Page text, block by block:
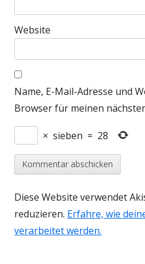
Website
Name, E-Mail-Adresse und
Browser für meinen
× sieben = 28
Diese Website verwendet
reduzieren. Erfahre, wie
verarbeitet werden.